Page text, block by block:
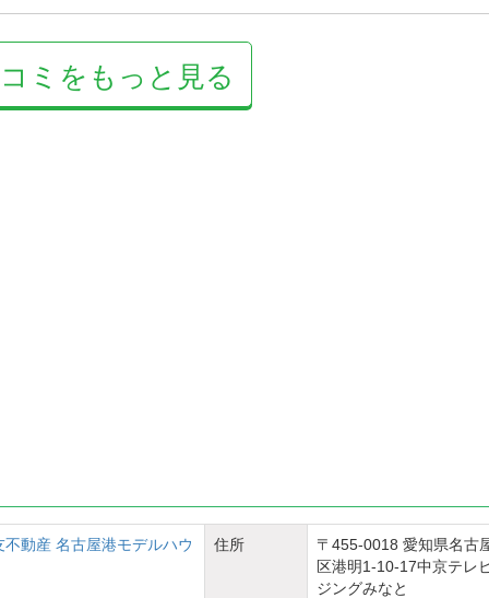
ミをもっと見る
不動産 名古屋港モデルハウ 住所
〒455-0018 愛知県名古
区港明1-10-17中京テレ
ジングみなと